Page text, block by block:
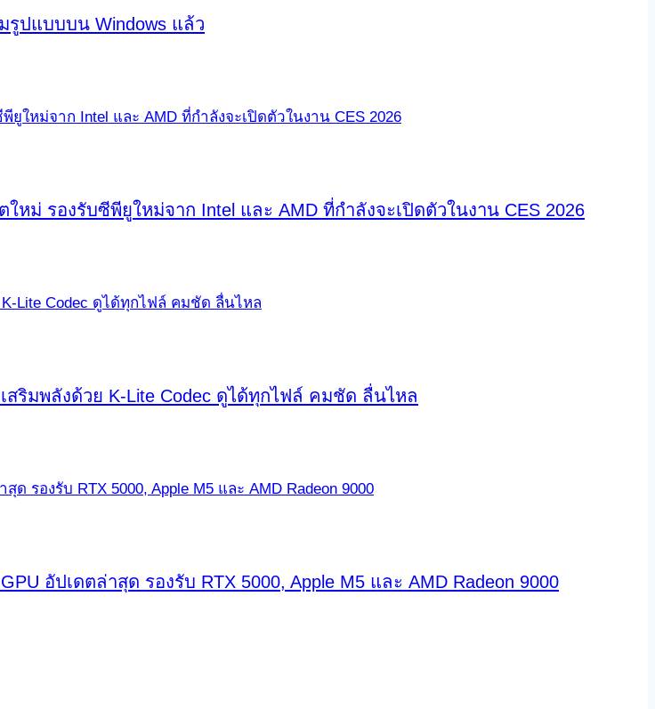
รูปแบบบน Windows แล้ว
ม่ รองรับซีพียูใหม่จาก Intel และ AMD ที่กำลังจะเปิดตัวในงาน CES 2026
สริมพลังด้วย K-Lite Codec ดูได้ทุกไฟล์ คมชัด ลื่นไหล
อัปเดตล่าสุด รองรับ RTX 5000, Apple M5 และ AMD Radeon 9000